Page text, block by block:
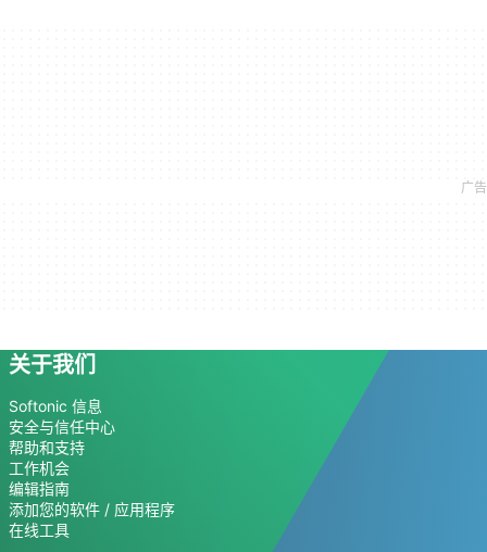
关于我们
Softonic 信息
安全与信任中心
帮助和支持
工作机会
编辑指南
添加您的软件 / 应用程序
在线工具